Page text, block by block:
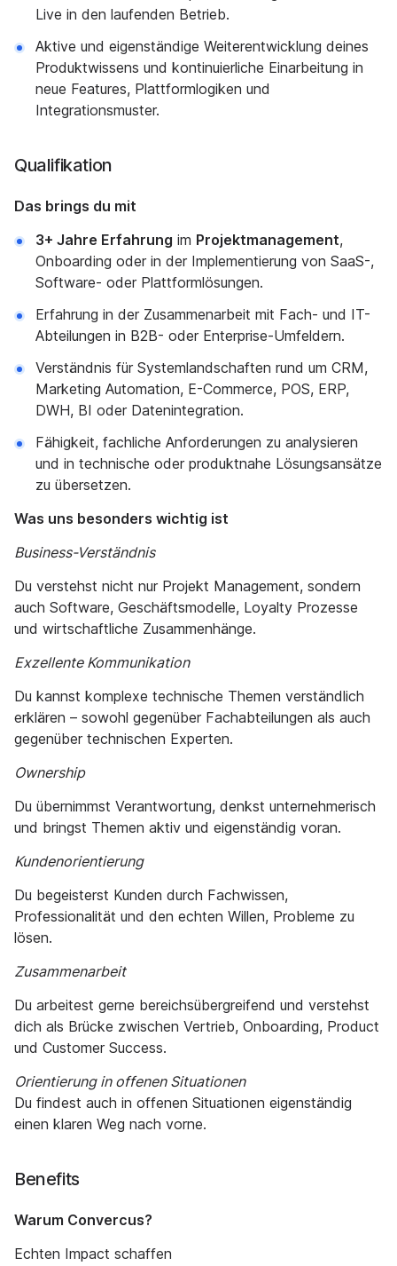
Live in den laufenden Betrieb.
Aktive und eigenständige Weiterentwicklung deines
Produktwissens und kontinuierliche Einarbeitung in
neue Features, Plattformlogiken und
Integrationsmuster.
Qualifikation
Das brings du mit
3+ Jahre Erfahrung im Projektmanagement,
Onboarding oder in der Implementierung von SaaS-,
Software- oder Plattformlösungen.
Erfahrung in der Zusammenarbeit mit Fach- und IT-
Abteilungen in B2B- oder Enterprise-Umfeldern.
Verständnis für Systemlandschaften rund um CRM,
Marketing Automation, E-Commerce, POS, ERP,
DWH, BI oder Datenintegration.
Fähigkeit, fachliche Anforderungen zu analysieren
und in technische oder produktnahe Lösungsansätze
zu übersetzen.
Was uns besonders wichtig ist
Business-Verständnis
Du verstehst nicht nur Projekt Management, sondern
auch Software, Geschäftsmodelle, Loyalty Prozesse
und wirtschaftliche Zusammenhänge.
Exzellente Kommunikation
Du kannst komplexe technische Themen verständlich
erklären – sowohl gegenüber Fachabteilungen als auch
gegenüber technischen Experten.
Ownership
Du übernimmst Verantwortung, denkst unternehmerisch
und bringst Themen aktiv und eigenständig voran.
Kundenorientierung
Du begeisterst Kunden durch Fachwissen,
Professionalität und den echten Willen, Probleme zu
lösen.
Zusammenarbeit
Du arbeitest gerne bereichsübergreifend und verstehst
dich als Brücke zwischen Vertrieb, Onboarding, Product
und Customer Success.
Orientierung in offenen Situationen
Du findest auch in offenen Situationen eigenständig
einen klaren Weg nach vorne.
Benefits
Warum Convercus?
Echten Impact schaffen